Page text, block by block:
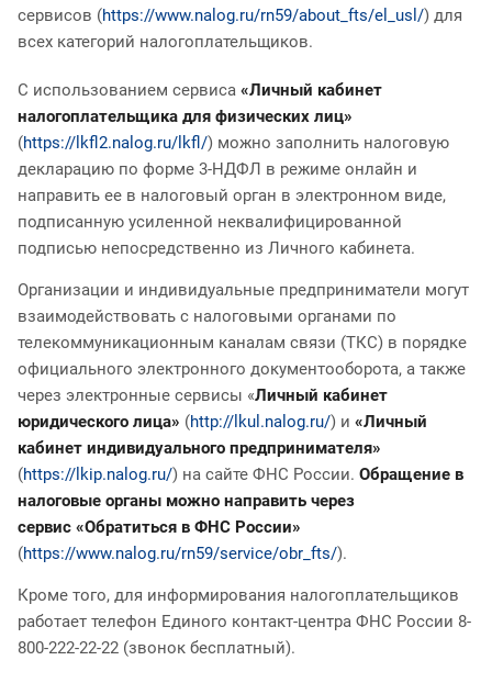
сервисов (https://www.nalog.ru/rn59/about_fts/el_usl/) для
всех категорий налогоплательщиков.
С использованием сервиса «Личный кабинет
налогоплательщика для физических лиц»
(https://lkfl2.nalog.ru/lkfl/) можно заполнить налоговую
декларацию по форме 3-НДФЛ в режиме онлайн и
направить ее в налоговый орган в электронном виде,
подписанную усиленной неквалифицированной
подписью непосредственно из Личного кабинета.
Организации и индивидуальные предприниматели могут
взаимодействовать с налоговыми органами по
телекоммуникационным каналам связи (ТКС) в порядке
официального электронного документооборота, а также
через электронные сервисы «Личный кабинет
юридического лица» (http://lkul.nalog.ru/) и «Личный
кабинет индивидуального предпринимателя»
(https://lkip.nalog.ru/) на сайте ФНС России. Обращение в
налоговые органы можно направить через
сервис «Обратиться в ФНС России»
(https://www.nalog.ru/rn59/service/obr_fts/).
Кроме того, для информирования налогоплательщиков
работает телефон Единого контакт-центра ФНС России 8-
800-222-22-22 (звонок бесплатный).